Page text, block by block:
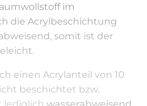
im
die Acrylbeschichtung
somit ist der
einen Acrylanteil von 10
beschichtet bzw.